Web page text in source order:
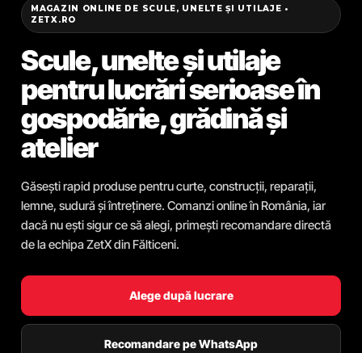
MAGAZIN ONLINE DE SCULE, UNELTE ȘI UTILAJE •
ZETX.RO
Scule, unelte și utilaje
pentru lucrări serioase în
gospodărie, grădină și
atelier
Găsești rapid produse pentru curte, construcții, reparații,
lemne, sudură și întreținere. Comanzi online în România, iar
dacă nu ești sigur ce să alegi, primești recomandare directă
de la echipa ZetX din Fălticeni.
Alege după lucrare
Recomandare pe WhatsApp